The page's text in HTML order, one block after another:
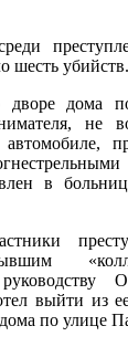
шесть убийств.
дворе дома
не
в
выйти из
по улице